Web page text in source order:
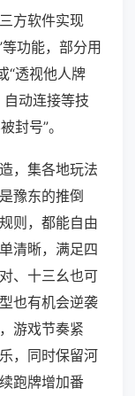
方软件实现
等功能，部分用
“透视他人牌
动连接等技
封号”。
，集各地玩法
豫东的推倒
则，都能自由
清晰，满足四
、十三幺也可
也有机会逆袭
游戏节奏紧
，同时保留河
跑牌增加番